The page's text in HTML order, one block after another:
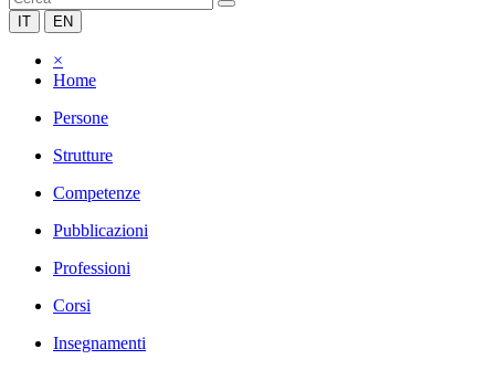
IT EN
×
Home
Persone
Strutture
Competenze
Pubblicazioni
Professioni
Corsi
Insegnamenti